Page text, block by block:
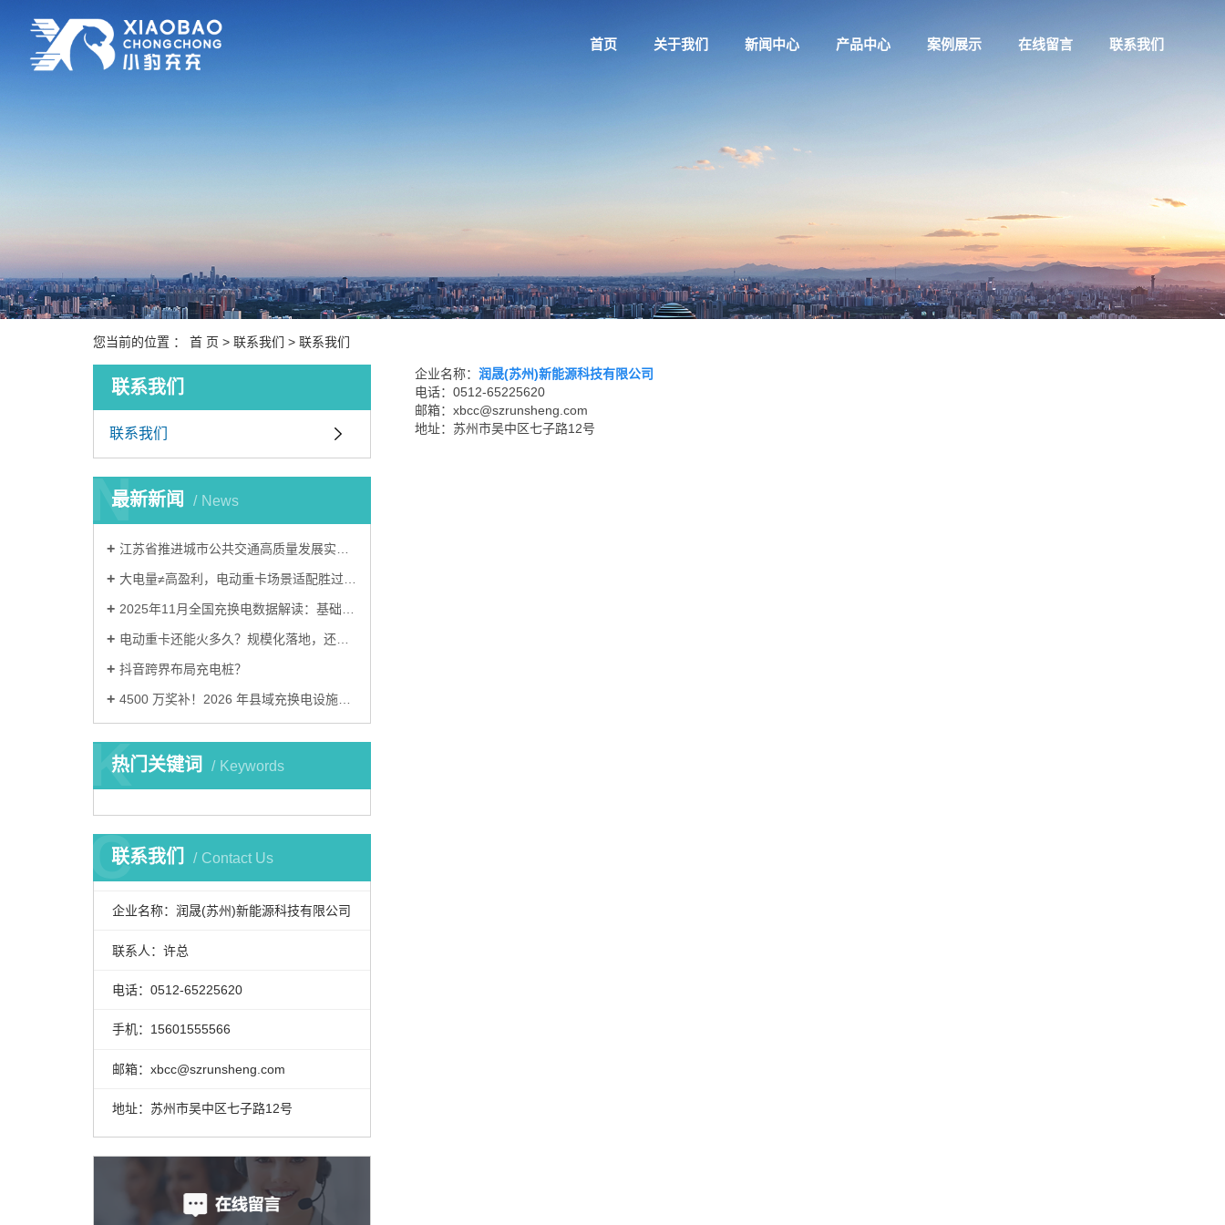
首页 关于我们 新闻中心 产品中心 案例展示 在线留言 联系我们
您当前的位置 ： 首 页 > 联系我们 > 联系我们
联系我们
联系我们
最新新闻 News
N
江苏省推进城市公共交通高质量发展实施意见
大电量≠高盈利，电动重卡场景适配胜过盲目堆电量
2025年11月全国充换电数据解读：基础设施建设进入关键阶段
电动重卡还能火多久？规模化落地，还要跨越三道难关
抖音跨界布局充电桩？
4500 万奖补！2026 年县域充换电设施补短板试点申报流程清单
热门关键词 Keywords
K
联系我们 Contact Us
C
企业名称：润晟(苏州)新能源科技有限公司
联系人：许总
电话：0512-65225620
手机：15601555566
邮箱：xbcc@szrunsheng.com
地址：苏州市吴中区七子路12号
企业名称： 润晟(苏州)新能源科技有限公司
电话：0512-65225620
邮箱：xbcc@szrunsheng.com
地址：苏州市吴中区七子路12号